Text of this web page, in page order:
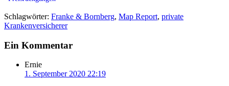
Schlagwörter: Franke & Bornberg, Map Report, private
Krankenversicherer
Ein Kommentar
Ernie
1. September 2020 22:19